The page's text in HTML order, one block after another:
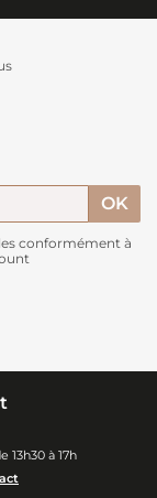
conformément à
13h30 à 17h